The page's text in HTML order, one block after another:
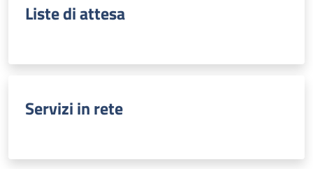
Liste di attesa
Servizi in rete